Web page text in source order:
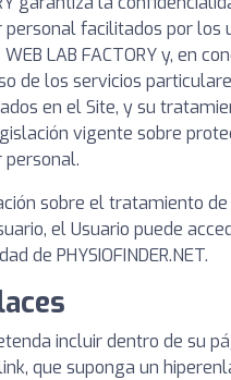
facilitados por los
LAB FACTORY y, en
de los servicios
en el Site, y su
vigente sobre
sobre el tratamiento
el Usuario puede
de PHYSIOFINDER.NET.
incluir dentro de su
que suponga un